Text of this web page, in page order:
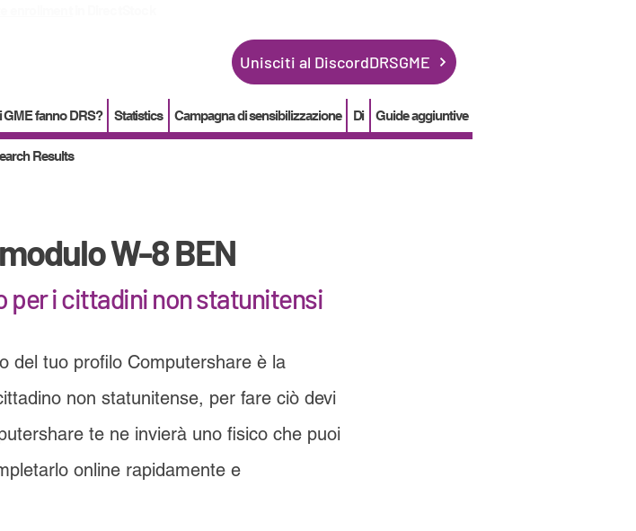
Unisciti al DiscordDRSGME
GME fanno DRS? Statistics Campagna di sensibilizzazione Di Guide aggiuntive
Results
W-8 BEN
per i cittadini non statunitensi
del tuo profilo Computershare è la
non statunitense, per fare ciò devi
te ne invierà uno fisico che puoi
online rapidamente e